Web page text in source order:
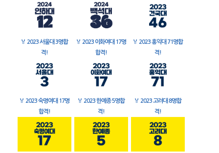
🏅 2023 서울대 3명합
격!
🏅 2023 이화여대 17명
합격!
🏅 2023 홍익대 71명합
격!
🏅 2023 숙명여대 17명
합격!
🏅 2023 한예종 5명합
격!
🏅 2023 고려대 8명합
격!